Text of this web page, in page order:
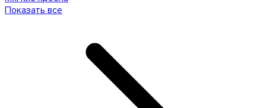
Показать все